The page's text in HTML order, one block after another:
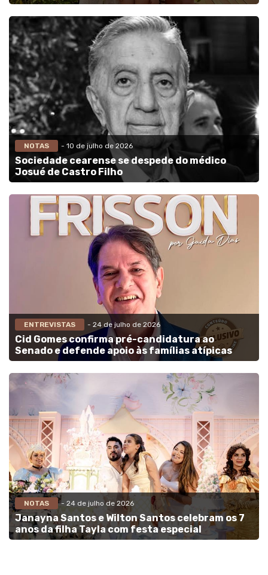
NOTAS - 10 de julho de 2026
Sociedade cearense se despede do médico
Josué de Castro Filho
ENTREVISTAS - 24 de julho de 2026
Cid Gomes confirma pré-candidatura ao
Senado e defende apoio às famílias atípicas
NOTAS - 24 de julho de 2026
Janayna Santos e Wilton Santos celebram os 7
anos da filha Tayla com festa especial